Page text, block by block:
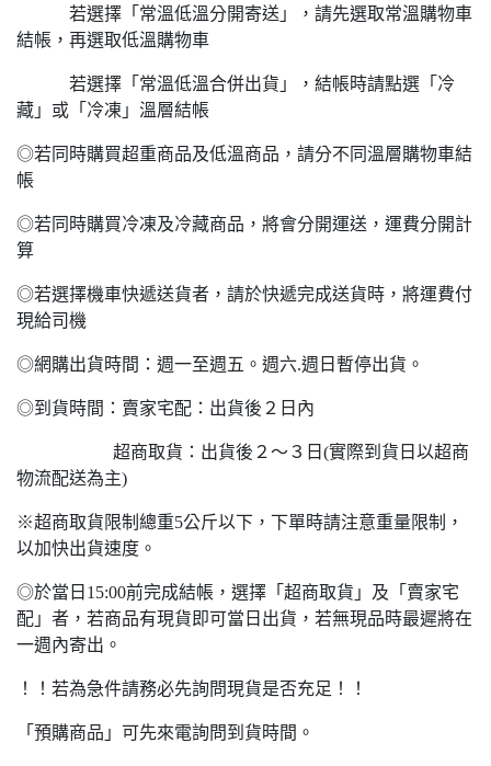
若選擇「常溫低溫分開寄送」，請先選取常溫購物車
結帳，再選取低溫購物車
若選擇「常溫低溫合併出貨」，結帳時請點選「冷
藏」或「冷凍」溫層結帳
◎若同時購買超重商品及低溫商品，請分不同溫層購物車結
帳
◎若同時購買冷凍及冷藏商品，將會分開運送，運費分開計
算
◎若選擇機車快遞送貨者，請於快遞完成送貨時，將運費付
現給司機
◎網購出貨時間：週一至週五。週六.週日暫停出貨。
◎到貨時間：賣家宅配：出貨後２日內
超商取貨：出貨後２～３日(實際到貨日以超商
物流配送為主)
※超商取貨限制總重5公斤以下，下單時請注意重量限制，
以加快出貨速度。
◎於當日15:00前完成結帳，選擇「超商取貨」及「賣家宅
配」者，若商品有現貨即可當日出貨，若無現品時最遲將在
一週內寄出。
！！若為急件請務必先詢問現貨是否充足！！
「預購商品」可先來電詢問到貨時間。